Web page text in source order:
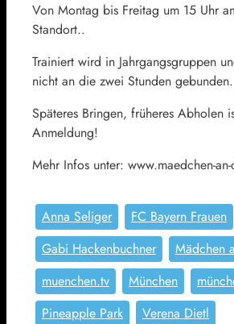
Von Montag bis Freitag um 15 Uhr
Standort..
Trainiert wird in Jahrgangsgruppen
nicht an die zwei Stunden gebunden.
Späteres Bringen, früheres Abholen
Anmeldung!
Mehr Infos unter: www.maedchen-
Anna Seliger FC Bayern Frauen
Gabi Hackenbuchner
Mädchen
muenchen.tv
München
Pineapple Park
Verena Dietl